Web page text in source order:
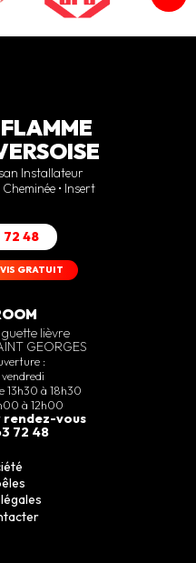
Installateur
Cheminée • Insert
lièvre
GEORGES
:
13h30 à 18h30
à 12h00
rendez-vous
72 48
72 48
GRATUIT